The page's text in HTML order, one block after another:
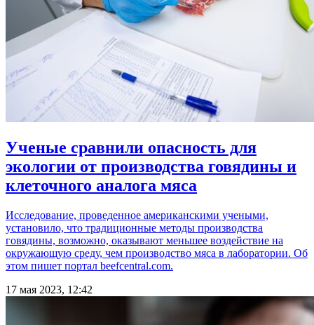
Ученые сравнили опасность для
экологии от производства говядины и
клеточного аналога мяса
Исследование, проведенное американскими учеными,
установило, что традиционные методы производства
говядины, возможно, оказывают меньшее воздействие на
окружающую среду, чем производство мяса в лаборатории. Об
этом пишет портал beefcentral.com.
17 мая 2023, 12:42